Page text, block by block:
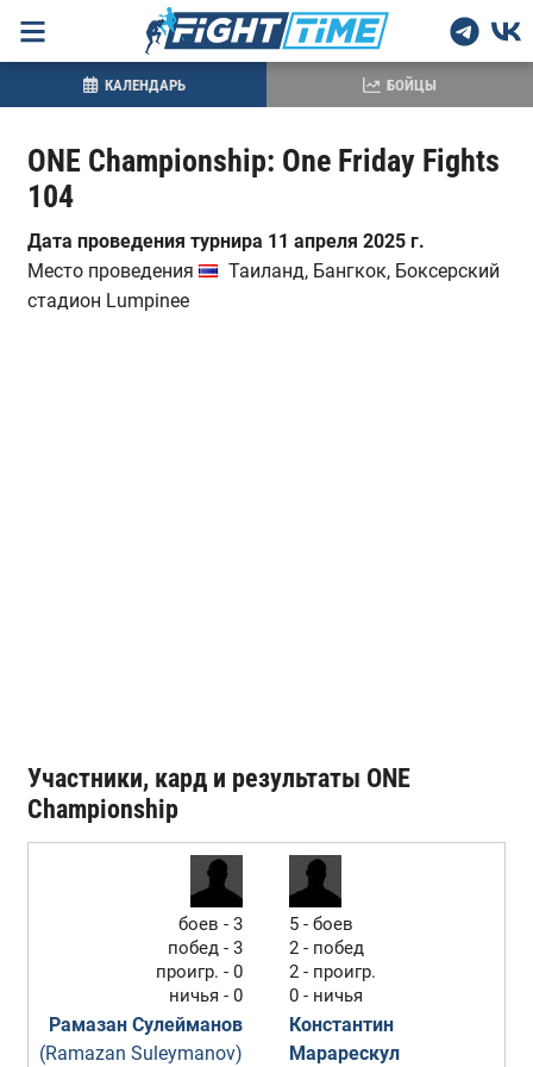
ONE Championship: One Friday Fights
104
Дата проведения турнира 11 апреля 2025 г.
Место проведения
Таиланд, Бангкок, Боксерский
стадион Lumpinee
Участники, кард и результаты ONE
Championship
боев - 3
побед - 3
проигр. - 0
ничья - 0
Рамазан Сулейманов
(Ramazan Suleymanov)
5 - боев
2 - побед
2 - проигр.
0 - ничья
Константин
Марарескул
КАЛЕНДАРЬ БОЙЦЫ